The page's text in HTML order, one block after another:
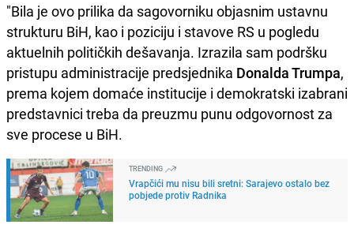
"Bila je ovo prilika da sagovorniku objasnim ustavnu
strukturu BiH, kao i poziciju i stavove RS u pogledu
aktuelnih političkih dešavanja. Izrazila sam podršku
pristupu administracije predsjednika Donalda Trumpa,
prema kojem domaće institucije i demokratski izabrani
predstavnici treba da preuzmu punu odgovornost za
sve procese u BiH.
TRENDING
Vrapčići mu nisu bili sretni: Sarajevo ostalo bez
pobjede protiv Radnika